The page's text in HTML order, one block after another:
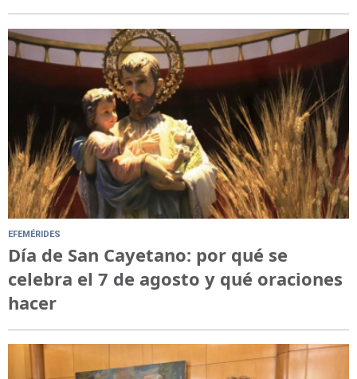
EFEMÉRIDES
Día de San Cayetano: por qué se
celebra el 7 de agosto y qué oraciones
hacer